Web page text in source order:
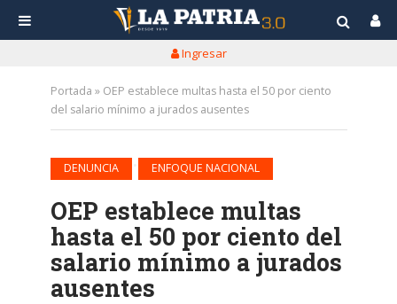
Ingresar
Portada » OEP establece multas hasta el 50 por ciento
del salario mínimo a jurados ausentes
DENUNCIA ENFOQUE NACIONAL
OEP establece multas
hasta el 50 por ciento del
salario mínimo a jurados
ausentes